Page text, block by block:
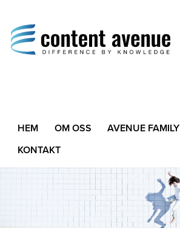
Difference by Knowledge
HEM OM OSS AVENUE FAMILY
KONTAKT